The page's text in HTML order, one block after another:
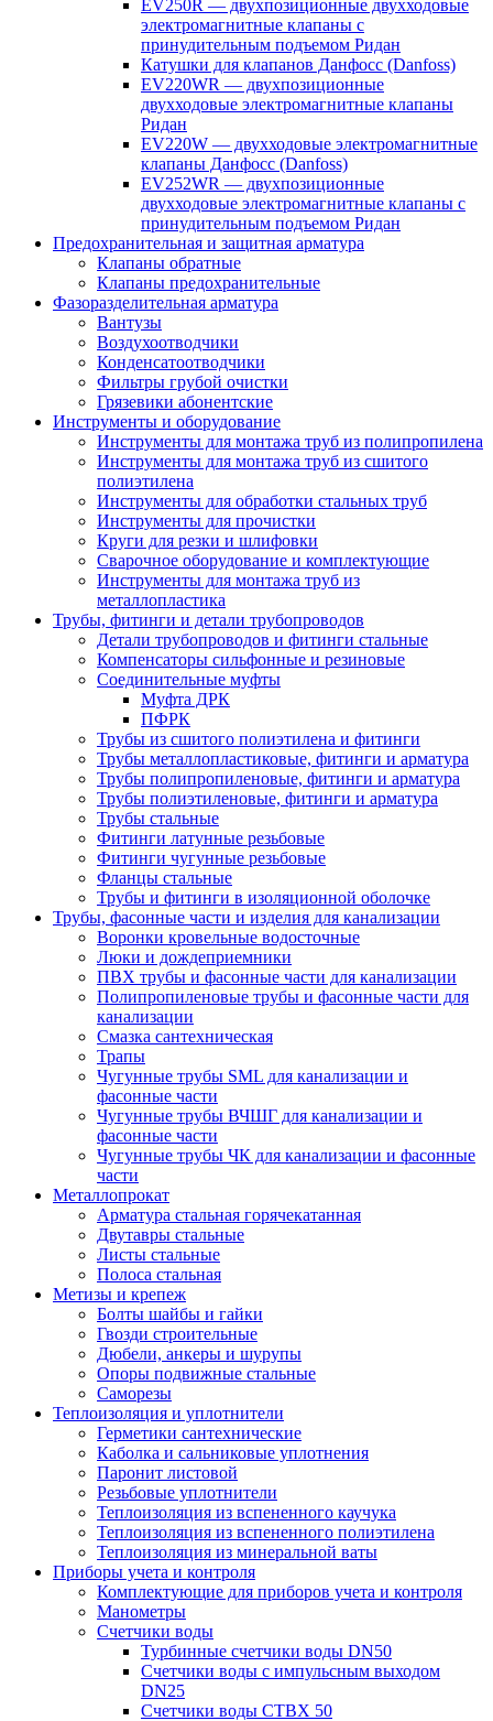
EV250R — двухпозиционные двухходовые
электромагнитные клапаны с
принудительным подъемом Ридан
Катушки для клапанов Данфосс (Danfoss)
EV220WR — двухпозиционные
двухходовые электромагнитные клапаны
Ридан
EV220W — двухходовые электромагнитные
клапаны Данфосс (Danfoss)
EV252WR — двухпозиционные
двухходовые электромагнитные клапаны с
принудительным подъемом Ридан
Предохранительная и защитная арматура
Клапаны обратные
Клапаны предохранительные
Фазоразделительная арматура
Вантузы
Воздухоотводчики
Конденсатоотводчики
Фильтры грубой очистки
Грязевики абонентские
Инструменты и оборудование
Инструменты для монтажа труб из полипропилена
Инструменты для монтажа труб из сшитого
полиэтилена
Инструменты для обработки стальных труб
Инструменты для прочистки
Круги для резки и шлифовки
Сварочное оборудование и комплектующие
Инструменты для монтажа труб из
металлопластика
Трубы, фитинги и детали трубопроводов
Детали трубопроводов и фитинги стальные
Компенсаторы сильфонные и резиновые
Соединительные муфты
Муфта ДРК
ПФРК
Трубы из сшитого полиэтилена и фитинги
Трубы металлопластиковые, фитинги и арматура
Трубы полипропиленовые, фитинги и арматура
Трубы полиэтиленовые, фитинги и арматура
Трубы стальные
Фитинги латунные резьбовые
Фитинги чугунные резьбовые
Фланцы стальные
Трубы и фитинги в изоляционной оболочке
Трубы, фасонные части и изделия для канализации
Воронки кровельные водосточные
Люки и дождеприемники
ПВХ трубы и фасонные части для канализации
Полипропиленовые трубы и фасонные части для
канализации
Смазка сантехническая
Трапы
Чугунные трубы SML для канализации и
фасонные части
Чугунные трубы ВЧШГ для канализации и
фасонные части
Чугунные трубы ЧК для канализации и фасонные
части
Металлопрокат
Арматура стальная горячекатанная
Двутавры стальные
Листы стальные
Полоса стальная
Метизы и крепеж
Болты шайбы и гайки
Гвозди строительные
Дюбели, анкеры и шурупы
Опоры подвижные стальные
Саморезы
Теплоизоляция и уплотнители
Герметики сантехнические
Каболка и сальниковые уплотнения
Паронит листовой
Резьбовые уплотнители
Теплоизоляция из вспененного каучука
Теплоизоляция из вспененного полиэтилена
Теплоизоляция из минеральной ваты
Приборы учета и контроля
Комплектующие для приборов учета и контроля
Манометры
Счетчики воды
Турбинные счетчики воды DN50
Счетчики воды с импульсным выходом
DN25
Счетчики воды СТВХ 50